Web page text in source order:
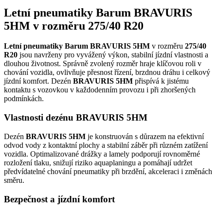
Letní pneumatiky Barum BRAVURIS
5HM v rozměru 275/40 R20
Letní pneumatiky Barum BRAVURIS 5HM v rozměru 275/40
R20 jsou navrženy pro vyvážený výkon, stabilní jízdní vlastnosti a
dlouhou životnost. Správně zvolený rozměr hraje klíčovou roli v
chování vozidla, ovlivňuje přesnost řízení, brzdnou dráhu i celkový
jízdní komfort. Dezén BRAVURIS 5HM přispívá k jistému
kontaktu s vozovkou v každodenním provozu i při zhoršených
podmínkách.
Vlastnosti dezénu BRAVURIS 5HM
Dezén BRAVURIS 5HM je konstruován s důrazem na efektivní
odvod vody z kontaktní plochy a stabilní záběr při různém zatížení
vozidla. Optimalizované drážky a lamely podporují rovnoměrné
rozložení tlaku, snižují riziko aquaplaningu a pomáhají udržet
předvídatelné chování pneumatiky při brzdění, akceleraci i změnách
směru.
Bezpečnost a jízdní komfort